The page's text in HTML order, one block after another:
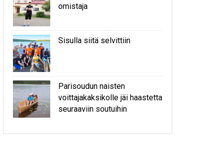
omistaja
Sisulla siitä selvittiin
Parisoudun naisten
voittajakaksikolle jäi haastetta
seuraaviin soutuihin